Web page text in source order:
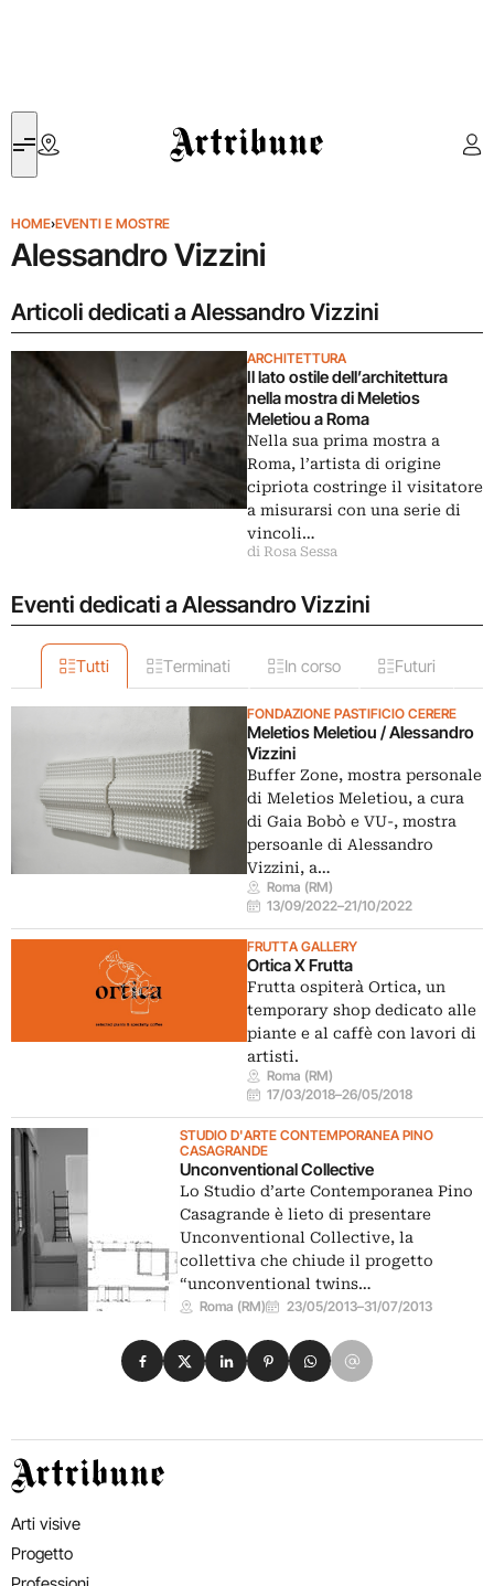
Artribune
HOME›EVENTI E MOSTRE
Alessandro Vizzini
Articoli dedicati a Alessandro Vizzini
ARCHITETTURA
Il lato ostile dell’architettura
nella mostra di Meletios
Meletiou a Roma
Nella sua prima mostra a
Roma, l’artista di origine
cipriota costringe il visitatore
a misurarsi con una serie di
vincoli…
di Rosa Sessa
Eventi dedicati a Alessandro Vizzini
Tutti Terminati In corso Futuri
FONDAZIONE PASTIFICIO CERERE
Meletios Meletiou / Alessandro
Vizzini
Buffer Zone, mostra personale
di Meletios Meletiou, a cura
di Gaia Bobò e VU-, mostra
persoanle di Alessandro
Vizzini, a…
Roma (RM)
13/09/2022–21/10/2022
FRUTTA GALLERY
Ortica X Frutta
Frutta ospiterà Ortica, un
temporary shop dedicato alle
piante e al caffè con lavori di
artisti.
Roma (RM)
17/03/2018–26/05/2018
STUDIO D'ARTE CONTEMPORANEA PINO
CASAGRANDE
Unconventional Collective
Lo Studio d’arte Contemporanea Pino
Casagrande è lieto di presentare
Unconventional Collective, la
collettiva che chiude il progetto
“unconventional twins…
Roma (RM) 23/05/2013–31/07/2013
Condividi su Facebook
Condividi su X
Condividi su LinkedIn
Condividi su Pinterest
Condividi su WhatsApp
Condividi su Email
Artribune
Arti visive
Progetto